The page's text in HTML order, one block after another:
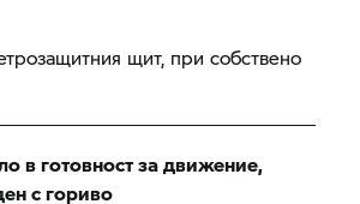
щит, при собствено
в готовност за движение,
с гориво